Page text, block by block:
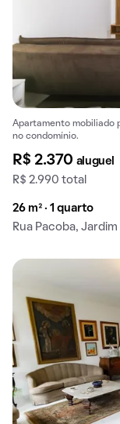
Apartamento mobiliado
no condomínio.
R$ 2.370 aluguel
R$ 2.990 total
26 m² · 1 quarto
Rua Pacoba, Jardim